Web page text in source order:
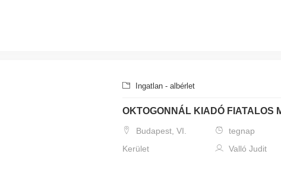
Ingatlan - albérlet
OKTOGONNÁL KIADÓ FIATALOS
Budapest, VI.
Kerület
tegnap
Valló Judit